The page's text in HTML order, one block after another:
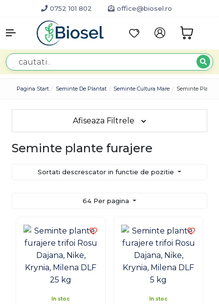
0752 101 802 office@biosel.ro
Pagina Start Seminte De Plantat Seminte Cultura Mare Seminte Plante
Afiseaza Filtrele
Seminte plante furajere
Sortati descrescator in functie de pozitie
64 Per pagina
In stoc In stoc